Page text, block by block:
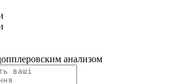
анализом